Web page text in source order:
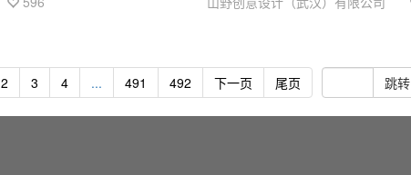
2 3 4 ... 491 492 下一页 尾页 跳转